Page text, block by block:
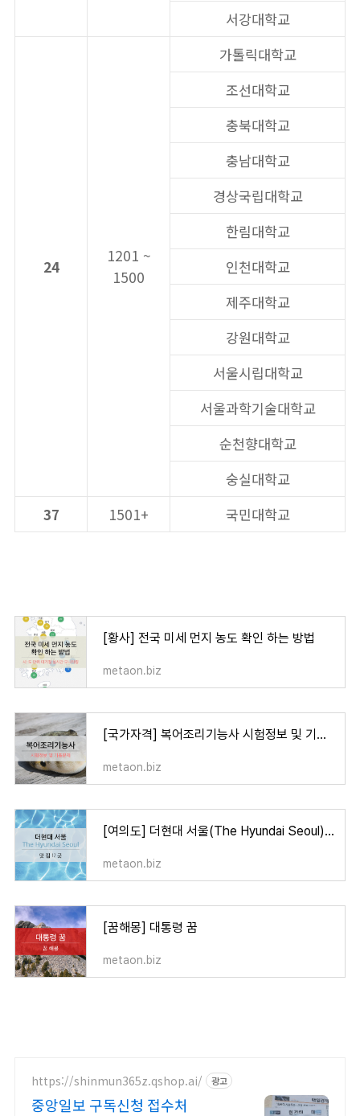
서강대학교
24
1201 ~
1500
가톨릭대학교
조선대학교
충북대학교
충남대학교
경상국립대학교
한림대학교
인천대학교
제주대학교
강원대학교
서울시립대학교
서울과학기술대학교
순천향대학교
숭실대학교
37
1501+ 국민대학교
[황사] 전국 미세 먼지 농도 확인 하는 방법
metaon.biz
[국가자격] 복어조리기능사 시험정보 및 기출문제
metaon.biz
[여의도] 더현대 서울(The Hyundai Seoul) 맛집 12곳
metaon.biz
[꿈해몽] 대통령 꿈
metaon.biz
https://shinmun365z.qshop.ai/ 광고
중앙일보 구독신청 접수처